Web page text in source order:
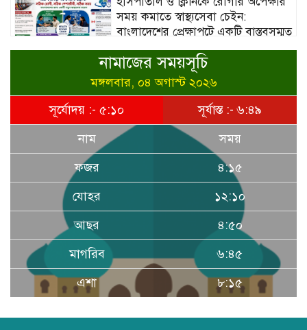
সময় কমাতে স্বাস্থ্যসেবা চেইন:
বাংলাদেশের প্রেক্ষাপটে একটি বাস্তবসম্মত
সমাধান
বাংলাদেশের টিকা নিরাপত্তা ও স্বাস্থ্য
সার্বভৌমত্ব: এখনই দেশীয় ভ্যাকসিন
উৎপাদনে জাতীয় বিনিয়োগের সময়
আবারো ডিএনসি নোয়াখালী কর্তৃক
বিপুল পরিমান ইয়াবা ও গাঁজা উদ্ধার
ডিএনসি নোয়াখালী কর্তৃক বিপুল পরিমান
ডিএনসি যশোর কর্তৃক ৩০ হাজার পিস
ইয়াবা উদ্ধার
নামাজের সময়সূচি
মঙ্গলবার, ০৪ অগাস্ট ২০২৬
সূর্যোদয় :- ৫:১০
সূর্যাস্ত :- ৬:৪৯
নাম
সময়
ফজর
৪:১৫
যোহর
১২:১০
আছর
৪:৫০
মাগরিব
৬:৪৫
এশা
৮:১৫